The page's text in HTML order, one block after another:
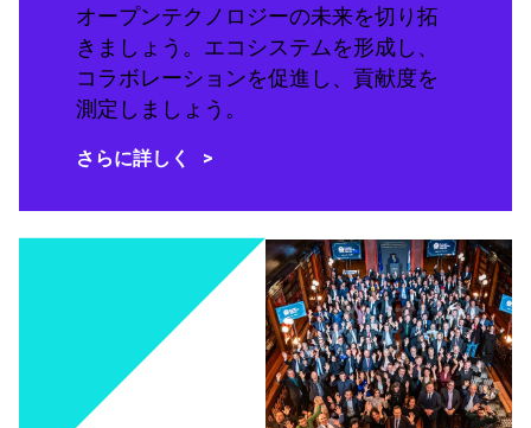
オープンテクノロジーの未来を切り拓
きましょう。エコシステムを形成し、
コラボレーションを促進し、貢献度を
測定しましょう。
さらに詳しく